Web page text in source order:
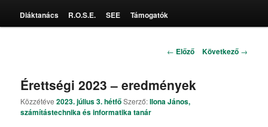
Diáktanács R.O.S.E. SEE Támogatók
Bejegyzés navigáció
← Előző Következő →
Érettségi 2023 – eredmények
Közzétéve2023. július 3. hétfőSzerző:Ilona János,
számítástechnika és informatika tanár